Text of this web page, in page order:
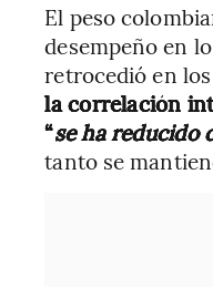
El peso
desempeño en
retrocedió en
la correlación
“se ha reducido
tanto se